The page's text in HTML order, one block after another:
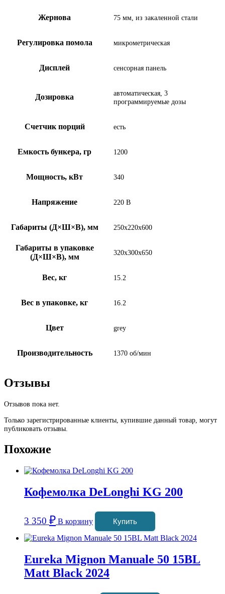
Жернова 75 мм, из закаленной стали
Регулировка помола микрометрическая
Дисплей сенсорная панель
Дозировка
автоматическая, 3
программируемые дозы
Счетчик порций есть
Емкость бункера, гр 1200
Мощность, кВт 340
Напряжение 220 В
Габариты (Д×Ш×В), мм 250х220х600
Габариты в упаковке
(Д×Ш×В), мм
320х300х650
Вес, кг 15.2
Вес в упаковке, кг 16.2
Цвет grey
Производительность 1370 об/мин
Отзывы
Отзывов пока нет.
Только зарегистрированные клиенты, купившие данный товар, могут
публиковать отзывы.
Похожие
Кофемолка DeLonghi KG 200
3 350 ₽ В корзину Купить
Eureka Mignon Manuale 50 15BL
Matt Black 2024